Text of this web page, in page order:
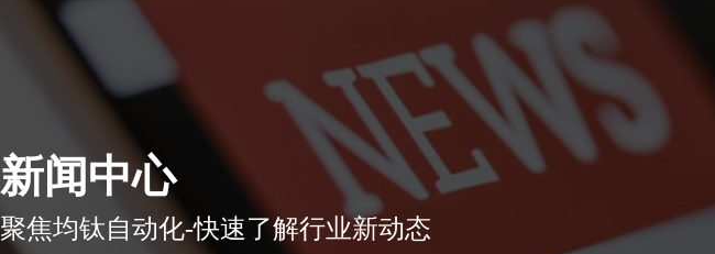
新闻中心
聚焦均钛自动化-快速了解行业新动态